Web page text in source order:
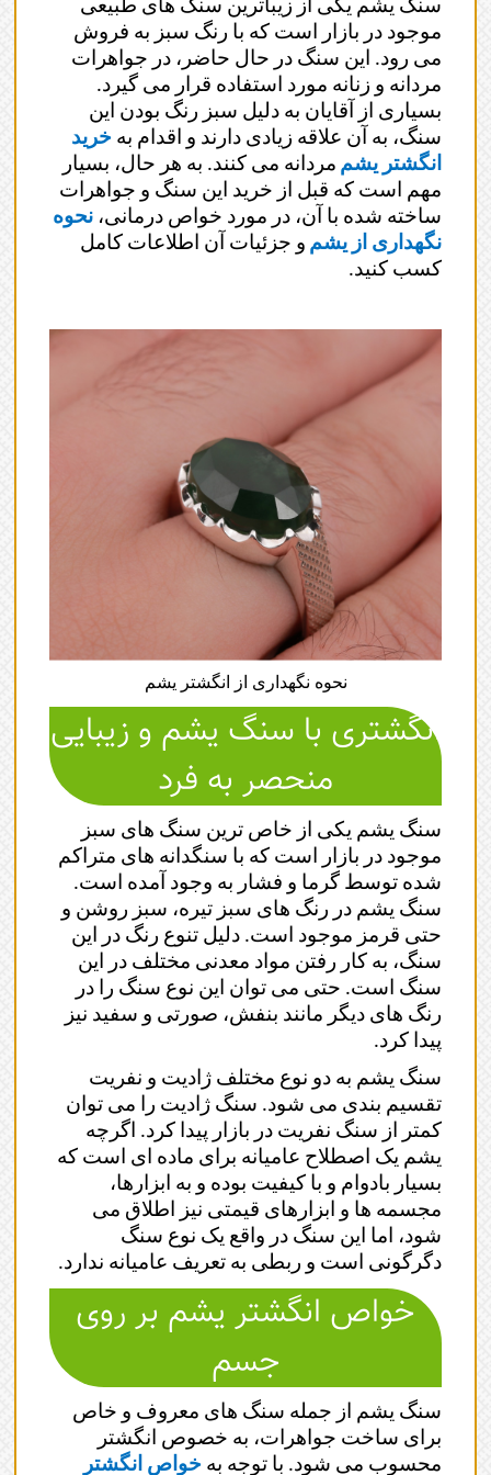
سنگ یشم یکی از زیباترین سنگ های طبیعی
موجود در بازار است که با رنگ سبز به فروش
می رود. این سنگ در حال حاضر، در جواهرات
مردانه و زنانه مورد استفاده قرار می گیرد.
بسیاری از آقایان به دلیل سبز رنگ بودن این
سنگ، به آن علاقه زیادی دارند و اقدام بهخرید
انگشتر یشم مردانه می کنند. به هر حال، بسیار
مهم است که قبل از خرید این سنگ و جواهرات
ساخته شده با آن، در مورد خواص درمانی،نحوه
نگهداری از یشم و جزئیات آن اطلاعات کامل
کسب کنید.
نحوه نگهداری از انگشتر یشم
انگشتری با سنگ یشم و زیبایی
منحصر به فرد
سنگ یشم یکی از خاص ترین سنگ های سبز
موجود در بازار است که با سنگدانه های متراکم
شده توسط گرما و فشار به وجود آمده است.
سنگ یشم در رنگ های سبز تیره، سبز روشن و
حتی قرمز موجود است. دلیل تنوع رنگ در این
سنگ، به کار رفتن مواد معدنی مختلف در این
سنگ است. حتی می توان این نوع سنگ را در
رنگ های دیگر مانند بنفش، صورتی و سفید نیز
پیدا کرد.
سنگ یشم به دو نوع مختلف ژادیت و نفریت
تقسیم بندی می شود. سنگ ژادیت را می توان
کمتر از سنگ نفریت در بازار پیدا کرد. اگرچه
یشم یک اصطلاح عامیانه برای ماده ای است که
بسیار بادوام و با کیفیت بوده و به ابزارها،
مجسمه ها و ابزارهای قیمتی نیز اطلاق می
شود، اما این سنگ در واقع یک نوع سنگ
دگرگونی است و ربطی به تعریف عامیانه ندارد.
خواص انگشتر یشم بر روی
جسم
سنگ یشم از جمله سنگ های معروف و خاص
برای ساخت جواهرات، به خصوص انگشتر
محسوب می شود. با توجه بهخواص انگشتر